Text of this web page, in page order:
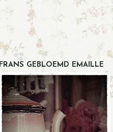
FRANS GEBLOEMD EMAILLE